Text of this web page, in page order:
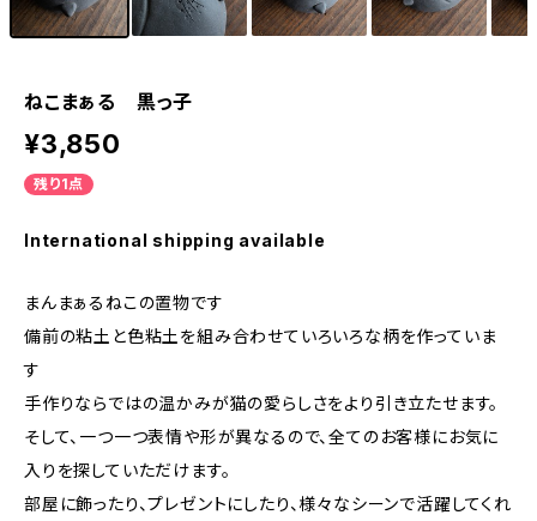
ねこまぁる 黒っ子
¥3,850
残り1点
International shipping available
まんまぁるねこの置物です
備前の粘土と色粘土を組み合わせていろいろな柄を作っていま
す
手作りならではの温かみが猫の愛らしさをより引き立たせます。
そして、一つ一つ表情や形が異なるので、全てのお客様にお気に
入りを探していただけます。
部屋に飾ったり、プレゼントにしたり、様々なシーンで活躍してくれ